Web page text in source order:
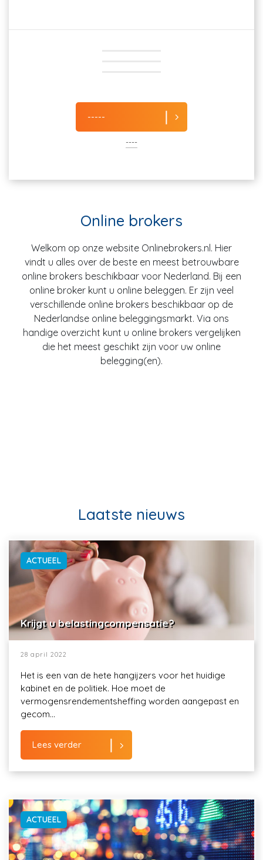
-----
----
Online brokers
Welkom op onze website Onlinebrokers.nl. Hier
vindt u alles over de beste en meest betrouwbare
online brokers beschikbaar voor Nederland. Bij een
online broker kunt u online beleggen. Er zijn veel
verschillende online brokers beschikbaar op de
Nederlandse online beleggingsmarkt. Via ons
handige overzicht kunt u online brokers vergelijken
die het meest geschikt zijn voor uw online
belegging(en).
Laatste nieuws
ACTUEEL
Krijgt u belastingcompensatie?
28 april 2022
Het is een van de hete hangijzers voor het huidige
kabinet en de politiek. Hoe moet de
vermogensrendementsheffing worden aangepast en
gecom...
Lees verder
ACTUEEL